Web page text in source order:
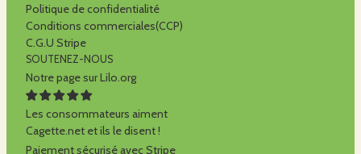
Politique de confidentialité
Conditions commerciales(CCP)
C.G.U Stripe
SOUTENEZ-NOUS
Notre page sur Lilo.org
Les consommateurs aiment
Cagette.net et ils le disent !
Paiement sécurisé avec Stripe